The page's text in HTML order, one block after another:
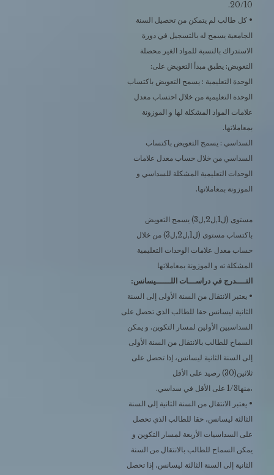
20/10.
• كل طالب لم يتمكن من تحصيل السنة
الجامعية يسمح له بالتسجيل في دورة
الاستدراك بالنسبة للمواد الغير محصلة
التعويض: يطبق مبدأ التعويض على:
الوحدة التعليمية : يسمح التعويض باكتساب
الوحدة التعليمية من خلال احتساب معدل
علامات المواد المشكلة لها و الموزونة
بمعاملاتها.
السداسي : يسمح التعويض باكتساب
السداسي من خلال حساب معدل علامات
الوحدات التعليمية المشكلة للسداسي و
الموزونة بمعاملاتها.
مستوى (ل1,ل2,ل3) يسمح التعويض
باكتساب مستوى (ل1,ل2,ل3) من خلال
حساب معدل علامات الوحدات التعليمية
المشكلة ته و الموزونة بمعاملاتها
التــــدرج في دراســـات اللــــــيسانس:
• يعتبر الانتقال من السنة الأولى إلى السنة
الثانية ليسانس حقا للطالب الذي تحصل على
السداسيين الأولين لمسار التكوين. و يمكن
السماح للطالب بالانتقال من السنة الأولى
إلى السنة الثانية ليسانس، إذا تحصل على
ثلاثين(30) رصيد على الأقل
،منها1/3 على الأقل في سداسي.
• يعتبر الانتقال من السنة الثانية إلى السنة
الثالثة ليسانس، حقا للطالب الذي تحصل
على السداسيات الأربعة لمسار التكوين و
يمكن السماح للطالب بالانتقال من السنة
الثانية إلى السنة الثالثة ليسانس، إذا تحصل